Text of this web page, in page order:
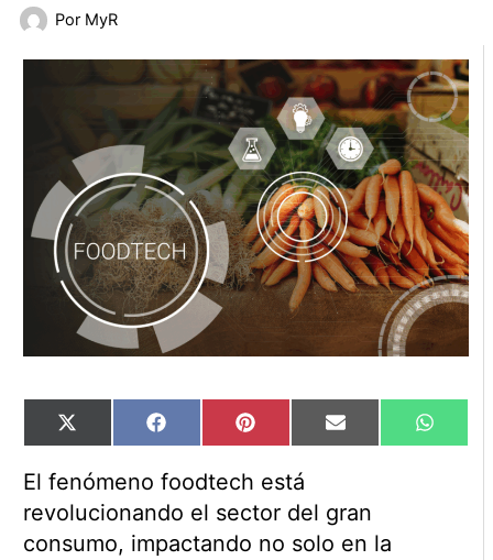
Por MyR
Compartir
en
X
(Twitter)
Compartir
en
Facebook Compartir
en
Pinterest Compartir
en
Email
en
El fenómeno foodtech está
revolucionando el sector del gran
consumo, impactando no solo en la